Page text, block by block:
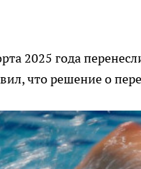
2025 года
что решение о